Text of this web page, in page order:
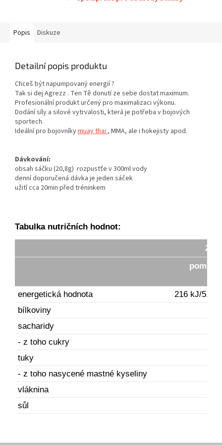
Popis Diskuze
Detailní popis produktu
Chceš být napumpovaný energií ?
Tak si dej Agrezz . Ten Tě donutí ze sebe dostat maximum.
Profesionální produkt určený pro maximalizaci výkonu.
Dodání síly a silové vytrvalosti, která je potřeba v bojových
sportech.
Ideální pro bojovníkymuay thai , MMA, ale i hokejisty apod.
Dávkování:
obsah sáčku (20,8g) rozpustťe v 300ml vody
denní doporučená dávka je jeden sáček
užití cca 20min před tréninkem
Tabulka nutričních hodnot:
energetická hodnota
216 kJ/51
bílkoviny
sacharidy
- z toho cukry
tuky
- z toho nasycené mastné kyseliny
vláknina
sůl